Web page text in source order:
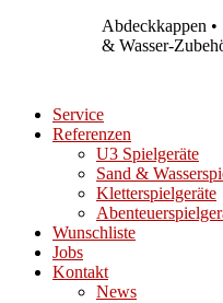
Abdeckkappen •
& Wasser-
Service
Referenzen
U3 Spielgeräte
Sand &
Kletterspielgeräte
Wunschliste
Jobs
Kontakt
News